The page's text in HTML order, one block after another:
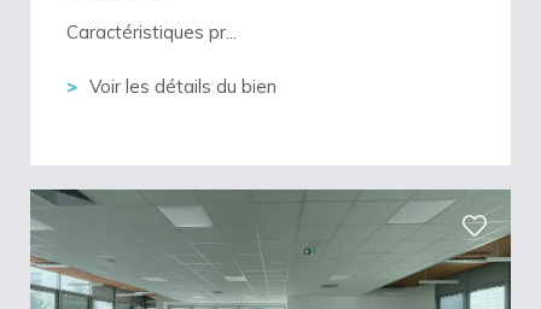
Caractéristiques pr...
Voir les détails du bien